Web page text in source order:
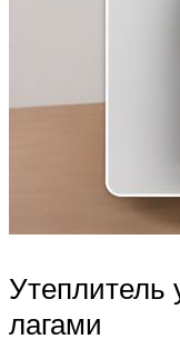
Утеплитель
лагами